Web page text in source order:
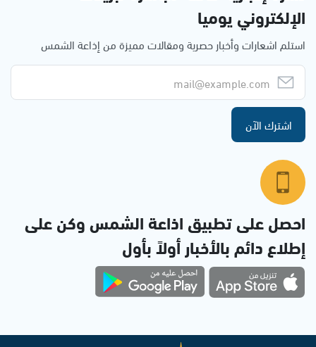
الإلكتروني يوميا
استلم اشعارات وأخبار حصرية ومقالات مميزة من إذاعة الشمس
اشترك الآن
احصل على تطبيق اذاعة الشمس وكن على
إطلاع دائم بالأخبار أولاً بأول